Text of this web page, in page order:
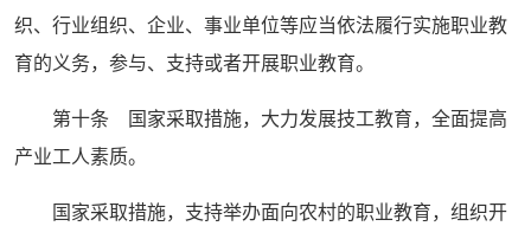
织、行业组织、企业、事业单位等应当依法履行实施职业教
育的义务，参与、支持或者开展职业教育。
第十条 国家采取措施，大力发展技工教育，全面提高
产业工人素质。
国家采取措施，支持举办面向农村的职业教育，组织开